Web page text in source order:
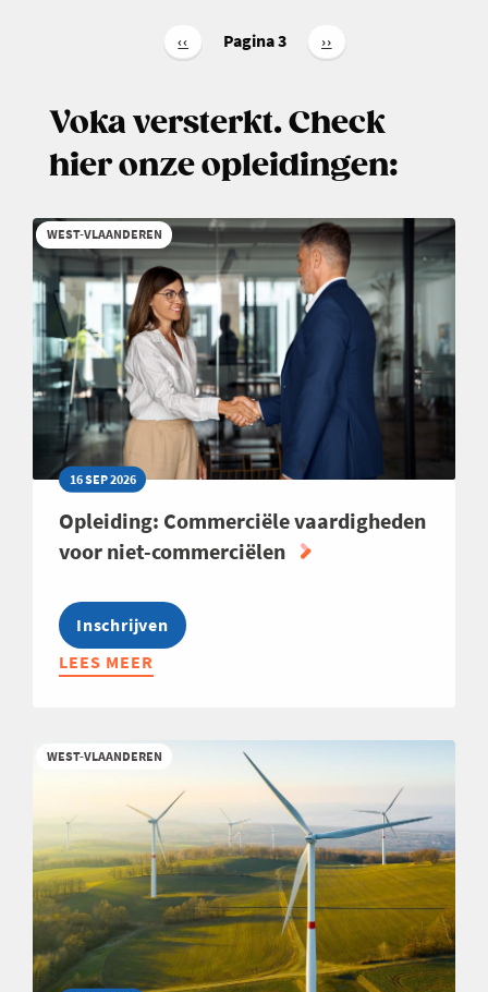
Vorige
pagina
‹‹ Pagina 3
Volgende
pagina
››
Voka versterkt. Check
hier onze opleidingen:
WEST-VLAANDEREN
16 SEP 2026
Opleiding: Commerciële vaardigheden
voor niet-commerciëlen
Inschrijven
LEES MEER
ABOUT
VAARDIGHEDEN
VOOR
COMMERCIËLEN
WEST-VLAANDEREN